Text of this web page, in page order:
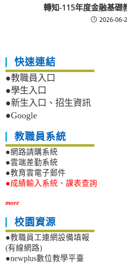
轉知-115年度金融基礎
2026-06-
快速連結
●教職員入口
●學生入口
●新生入口、招生資訊
●Google
教職員系統
●網路請購系統
●雲端差勤系統
●教育雲電子郵件
●成績輸入系統、課表查詢
more
校園資源
●教職員工連網設備填報
(有線網路)
●newplus數位教學平臺